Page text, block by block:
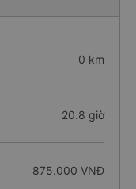
0 km
20.8 giờ
875.000 VNĐ